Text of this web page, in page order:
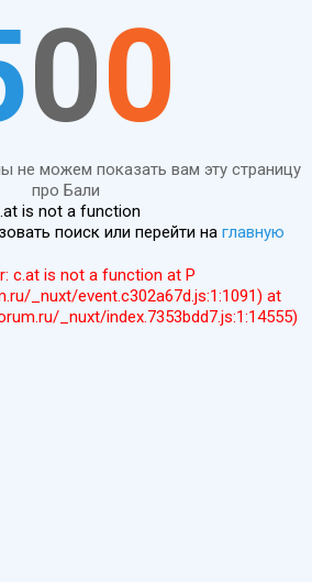
00
не можем показать вам эту страницу
про Бали
is not a function
поиск или перейти на главную
c.at is not a function at P
_nuxt/event.c302a67d.js:1:1091) at
_nuxt/index.7353bdd7.js:1:14555)